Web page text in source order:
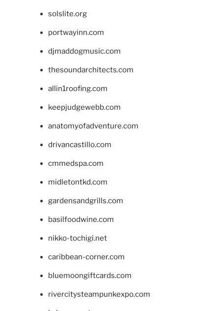
solslite.org
portwayinn.com
djmaddogmusic.com
thesoundarchitects.com
allin1roofing.com
keepjudgewebb.com
anatomyofadventure.com
drivancastillo.com
cmmedspa.com
midletontkd.com
gardensandgrills.com
basilfoodwine.com
nikko-tochigi.net
caribbean-corner.com
bluemoongiftcards.com
rivercitysteampunkexpo.com